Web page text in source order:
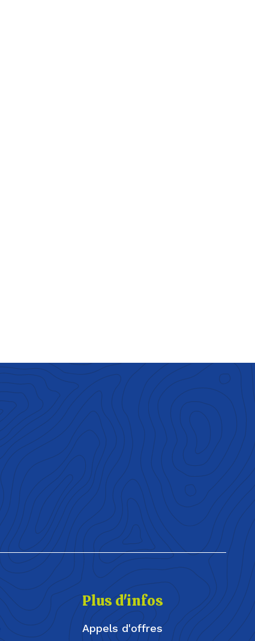
Plus d'infos
Appels d'offres